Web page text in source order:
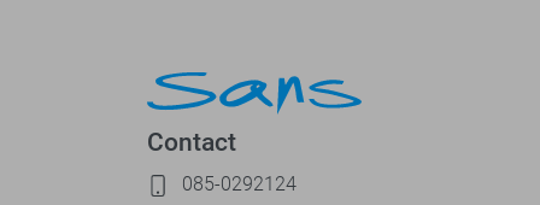
Contact
085-0292124